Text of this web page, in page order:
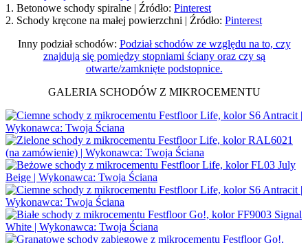
1. Betonowe schody spiralne | Źródło: Pinterest
2. Schody kręcone na małej powierzchni | Źródło: Pinterest
Inny podział schodów: Podział schodów ze względu na to, czy
znajdują się pomiędzy stopniami ściany oraz czy są
otwarte/zamknięte podstopnice.
GALERIA SCHODÓW Z MIKROCEMENTU